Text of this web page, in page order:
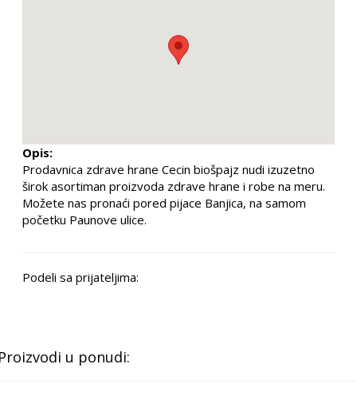
Opis:
Prodavnica zdrave hrane Cecin biošpajz nudi izuzetno
širok asortiman proizvoda zdrave hrane i robe na meru.
Možete nas pronaći pored pijace Banjica, na samom
početku Paunove ulice.
Podeli sa prijateljima:
u ponudi: